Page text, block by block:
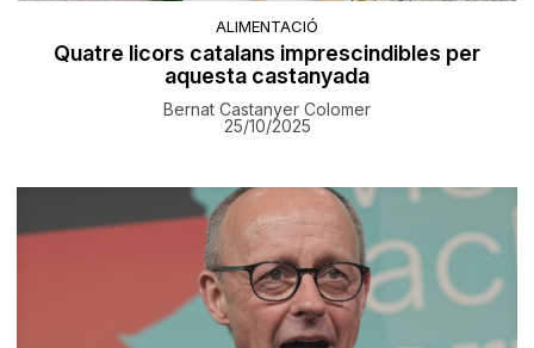
ALIMENTACIÓ
Quatre licors catalans imprescindibles per
aquesta castanyada
Bernat Castanyer Colomer
25/10/2025